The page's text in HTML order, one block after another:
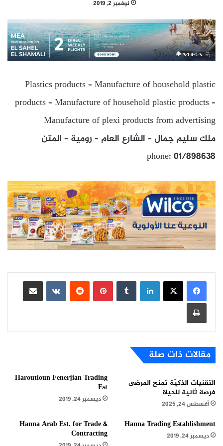
نوفمبر 2, 2019
Plastics products – Manufacture of household plastic
products – Manufacture of household plastic products –
Manufacture of plexi products from advertising
ملك سليم جمال – الشارع العام – رومية – المتن
phone: 01/898638
لينكدإن بينتيريست
مشاركة عبر البريد
طباعة
مقالات ذات صلة
التقنيات الذكيّة تمنح المرضى
فرصة ثانية للحياة
أغسطس 24, 2025
Haroutioun Fenerjian Trading
Est
ديسمبر 24, 2019
Hanna Trading Establishment
ديسمبر 24, 2019
Hanna Arab Est. for Trade &
Contracting